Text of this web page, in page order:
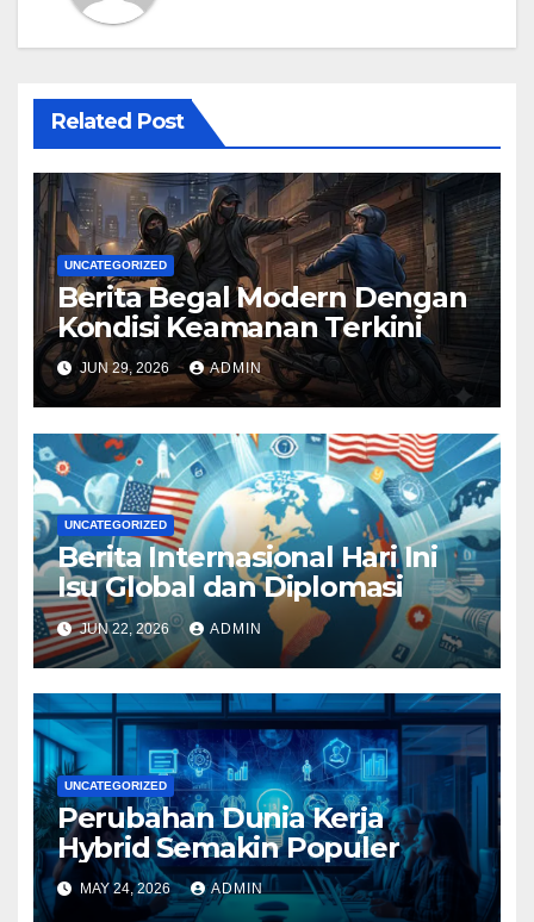
Related Post
UNCATEGORIZED
Berita Begal Modern Dengan
Kondisi Keamanan Terkini
JUN 29, 2026 ADMIN
UNCATEGORIZED
Berita Internasional Hari Ini
Isu Global dan Diplomasi
JUN 22, 2026 ADMIN
UNCATEGORIZED
Perubahan Dunia Kerja
Hybrid Semakin Populer
MAY 24, 2026 ADMIN